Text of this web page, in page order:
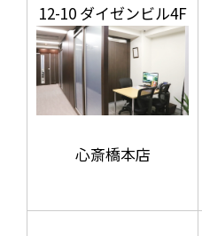
12-10 ダイゼンビル4F
心斎橋本店